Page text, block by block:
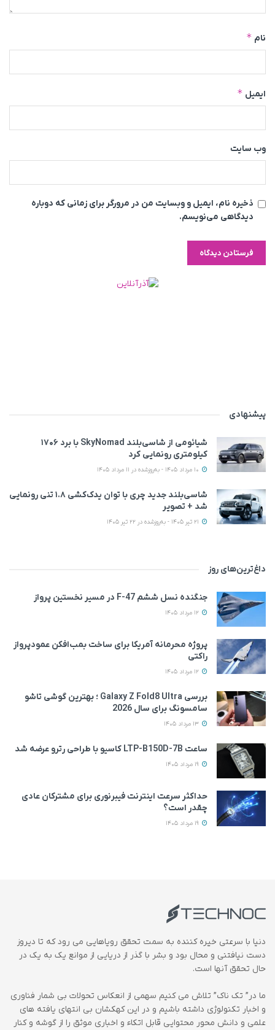
نام *
ایمیل *
وب‌ سایت
ذخیره نام، ایمیل و وبسایت من در مرورگر برای زمانی که دوباره
دیدگاهی می‌نویسم.
پیشنهادی
شیائومی از شاسی‌بلند SkyNomad با برد ۱۷۰۶
کیلومتری رونمایی کرد
شاسی‌بلند جدید چری با توان یدک‌کشی ۱.۸ تنی رونمایی
شد + تصویر
داغ‌ترین‌های روز
جنگنده نسل ششم F-47 در مسیر نخستین پرواز
پروژه محرمانه آمریکا برای ساخت بمب‌افکن عمودپرواز
راکتی
بررسی Galaxy Z Fold8 Ultra ؛ بهترین گوشی تاشو
سامسونگ برای سال 2026
ساعت LTP-B150D-7B کاسیو با طراحی رترو عرضه شد
حداکثر سرعت اینترنت فیبرنوری برای مشترکان عادی
چقدر است؟
دنیا با سرعتی خیره کننده به سمت تحقق رویاهایی می رود که تا دیروز
دست نیافتنی و محال بود و بشر با گذر از دریایی از موانع یک به یک در
حال تحقق آنها است.
ما در” تک ناک” تلاش می کنیم سهمی از انعکاس تحولات بی شمار فناوری
و اخبار تکنولوژی داشته باشیم و در این کهکشان بی انتهای یافته های
علمی و دانش محور محتوایی قابل اتکاء و اخباری موثق را از گوشه و کنار